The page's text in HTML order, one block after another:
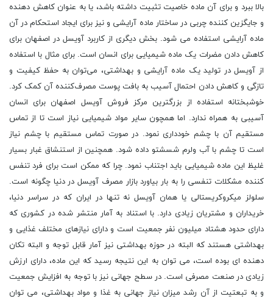
بالا ببرد و برای آن ماده خاصیت تثبیت داشته باشد، یا به عنوان کاهش دهنده
و جایگزین کننده‌ چربی در ساختار ماده‌ آرایشی و نیز برای ایجاد استحکام در آن
ماده‌ آرایشی استفاده می ‌شود. بخش دیگری از کاربرد آویسل در اصفهان برای
کاهش دادن مضرات یک ماده‌ شیمیایی برای انسان است. برای مثال با استفاده
از آویسل در تولید یک ماده آرایشی و بهداشتی، می‌توان به حفظ کیفیت و
تازگی و کاهش دادن احتمال آسیب به بافت پوست مصرف‌کننده‌ آن کمک کرد.
خوشبختانه استفاده از بزرگترین مرکز فروش آویسل اصفهان برای انسان
آسیبی به همراه ندارد. اما همچون سایر مواد شیمیایی نیاز است تا از تماس
مستقیم آن با چشم خودداری نمود. در صورت تماس مستقیم با چشم نیاز
است تا چشم با آب ولرم شسشتو داده شود. همچنین از استنشاق غبار بسیار
غلیظ این ماده شیمیایی باید اجتناب نمود. چرا که ممکن است برای فرد تنفس
کننده مشکلات تنفسی را به ‌بار بیاورد بازار مصرف آویسل در دنیا چگونه است.
سلولز میکروکریستالی یا همان آویسل نه‌ تنها در ایران که در سراسر دنیا،
خریداران و مشتریان زیادی دارد. با استناد به آمار منتشر شده در کشوری که
دارای حدود هشتاد میلیون نفر جمعیت است و دارای نیاز‌های مختلف غذایی و
بهداشتی هستند که البته در حوزه‌ بهداشتی نیز آمار قابل توجه و البته تکان
‌دهنده‌ ای بوده است، می‌ توان به این نتیجه رسید که این ماده، دارای ارزش
زیادی در صنعت مصرفی است. در سطح جهانی نیز با توجه به افزایش جمعیت
و به تبعتیت از آن رشد میزان نیاز جهانی به غذا و مواد بهداشتی، می ‌توان